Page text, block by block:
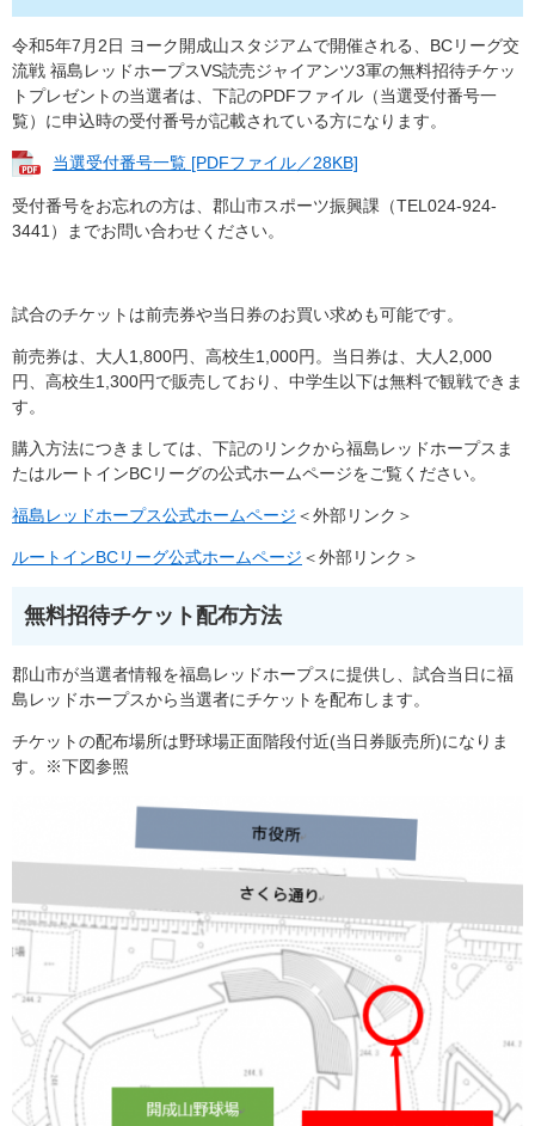
令和5年7月2日 ヨーク開成山スタジアムで開催される、BCリーグ交
流戦 福島レッドホープスVS読売ジャイアンツ3軍の無料招待チケッ
トプレゼントの当選者は、下記のPDFファイル（当選受付番号一
覧）に申込時の受付番号が記載されている方になります。
当選受付番号一覧 [PDFファイル／28KB]
受付番号をお忘れの方は、郡山市スポーツ振興課（TEL024-924-
3441）までお問い合わせください。
試合のチケットは前売券や当日券のお買い求めも可能です。
前売券は、大人1,800円、高校生1,000円。当日券は、大人2,000
円、高校生1,300円で販売しており、中学生以下は無料で観戦できま
す。
購入方法につきましては、下記のリンクから福島レッドホープスま
たはルートインBCリーグの公式ホームページをご覧ください。
福島レッドホープス公式ホームページ ＜外部リンク＞
ルートインBCリーグ公式ホームページ ＜外部リンク＞
無料招待チケット配布方法
郡山市が当選者情報を福島レッドホープスに提供し、試合当日に福
島レッドホープスから当選者にチケットを配布します。
チケットの配布場所は野球場正面階段付近(当日券販売所)になりま
す。※下図参照